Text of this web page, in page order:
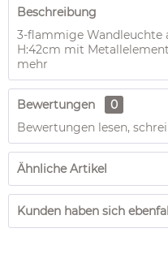
Beschreibung
3-flammige Wandleuchte
H:42cm mit
mehr
Bewertungen
0
Bewertungen lesen,
Ähnliche Artikel
Kunden haben sich